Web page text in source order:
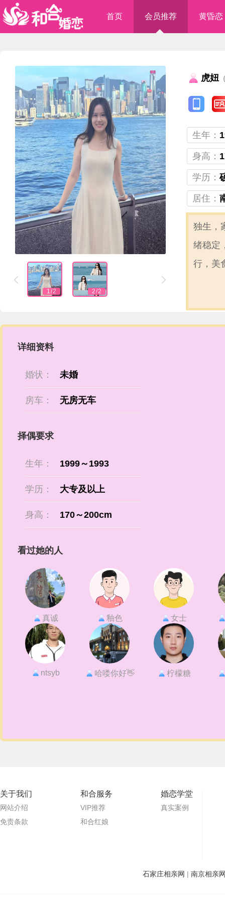
首页 会员推荐 黄昏恋

1/2 2/2

虎妞
生年：
身高：
学历：
居住：
独生，
绪稳定
行，美
详细资料
婚状： 未婚
房车： 无房无车
择偶要求
生年： 1999～1993
学历： 大专及以上
身高： 170～200cm
看过她的人
真诚 釉色 女士
ntsyb 哈喽你好👋 柠檬糖
关于我们
网站介绍
免责条款
和合服务
VIP推荐
和合红娘
婚恋学堂
真实案例
石家庄相亲网 | 南京相亲